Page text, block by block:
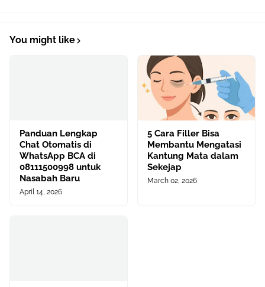
You might like
Panduan Lengkap
Chat Otomatis di
WhatsApp BCA di
08111500998 untuk
Nasabah Baru
April 14, 2026
5 Cara Filler Bisa
Membantu Mengatasi
Kantung Mata dalam
Sekejap
March 02, 2026